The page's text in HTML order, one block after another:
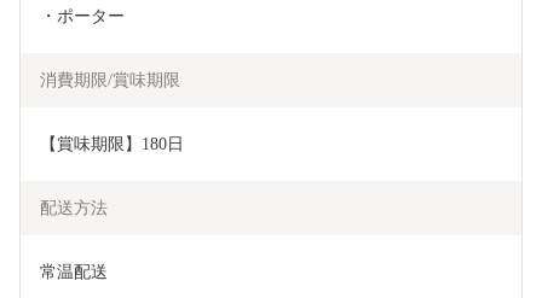
・ポーター
消費期限/賞味期限
【賞味期限】180日
配送方法
常温配送